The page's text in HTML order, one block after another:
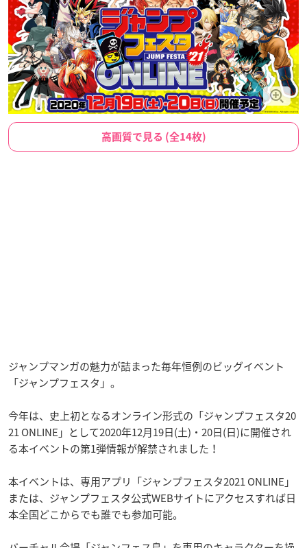
高画質で見る (全14枚)
ジャンプマンガの魅力が詰まった毎年恒例のビッグイベント
「ジャンプフェスタ」。
今年は、史上初となるオンライン形式の「ジャンプフェスタ20
21 ONLINE」として2020年12月19日(土)・20日(日)に開催され
る本イベントの第1弾情報が解禁されました！
本イベントは、専用アプリ「ジャンプフェスタ2021 ONLINE」
または、ジャンプフェスタ公式WEBサイトにアクセスすれば日
本全国どこからでも誰でも参加可能。